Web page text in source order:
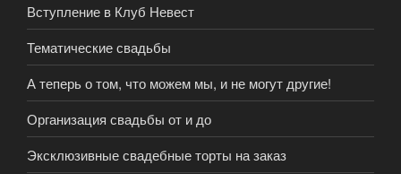
Вступление в Клуб Невест
Тематические свадьбы
А теперь о том, что можем мы, и не могут другие!
Организация свадьбы от и до
Эксклюзивные свадебные торты на заказ